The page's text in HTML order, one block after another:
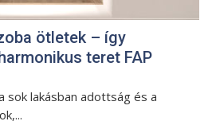
ötletek – így
teret FAP
sok lakásban adottság és a